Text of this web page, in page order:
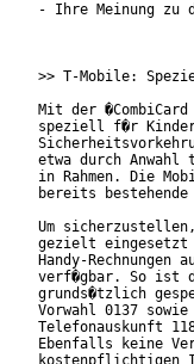
- Ihre Meinung zu
>> T-Mobile:
Mit der
speziell f�r Kinder
etwa durch Anwahl
in Rahmen. Die
bereits
Um
gezielt eingesetzt
Handy-
verf�gbar. So ist
grunds�tzlich
Vorwahl 0137
Telefonauskunft
Ebenfalls keine
kostenpflichtigen